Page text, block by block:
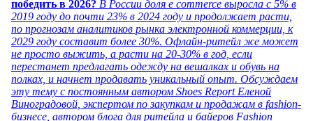
победить в 2026? В России доля e commerce выросла с 5% в
2019 году до почти 23% в 2024 году и продолжает расти,
по прогнозам аналитиков рынка электронной коммерции, к
2029 году составит более 30%. Офлайн-ритейл же может
не просто выжить, а расти на 20-30% в год, если
перестанет предлагать одежду на вешалках и обувь на
полках, и начнет продавать уникальный опыт. Обсуждаем
эту тему с постоянным автором Shoes Report Еленой
Виноградовой, экспертом по закупкам и продажам в fashion-
бизнесе, автором блога для ритейла и байеров Fashion